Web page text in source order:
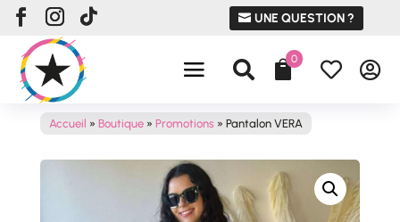
UNE QUESTION ?
 0  
Accueil » Boutique» Promotions» Pantalon VERA